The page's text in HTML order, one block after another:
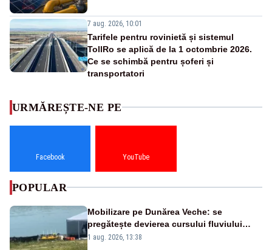
7 aug. 2026, 10:01
Tarifele pentru rovinietă și sistemul
TollRo se aplică de la 1 octombrie 2026.
Ce se schimbă pentru șoferi și
transportatori
URMĂREȘTE-NE PE
Facebook YouTube
POPULAR
Mobilizare pe Dunărea Veche: se
pregătește devierea cursului fluviului
către Cernavodă – VIDEO
1 aug. 2026, 13:38